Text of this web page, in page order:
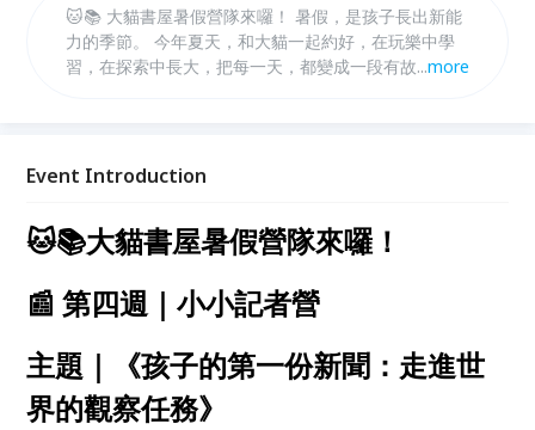
🐱📚 大貓書屋暑假營隊來囉！ 暑假，是孩子長出新能
力的季節。 今年夏天，和大貓一起約好，在玩樂中學
習，在探索中長大，把每一天，都變成一段有故事的冒
隊自由選擇，可依孩子興趣報名！ 可單週參加，彈性
...more
Event Introduction
🐱📚大貓書屋暑假營隊來囉！
📰 第四週｜小小記者營
主題｜《孩子的第一份新聞：走進世
界的觀察任務》